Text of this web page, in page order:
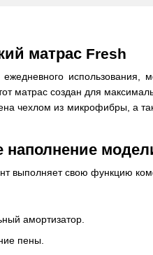
матрас Fresh
использования,
матрас создан для
чехлом из микрофибры, а
выполняет свою функцию
амортизатор.
пены.